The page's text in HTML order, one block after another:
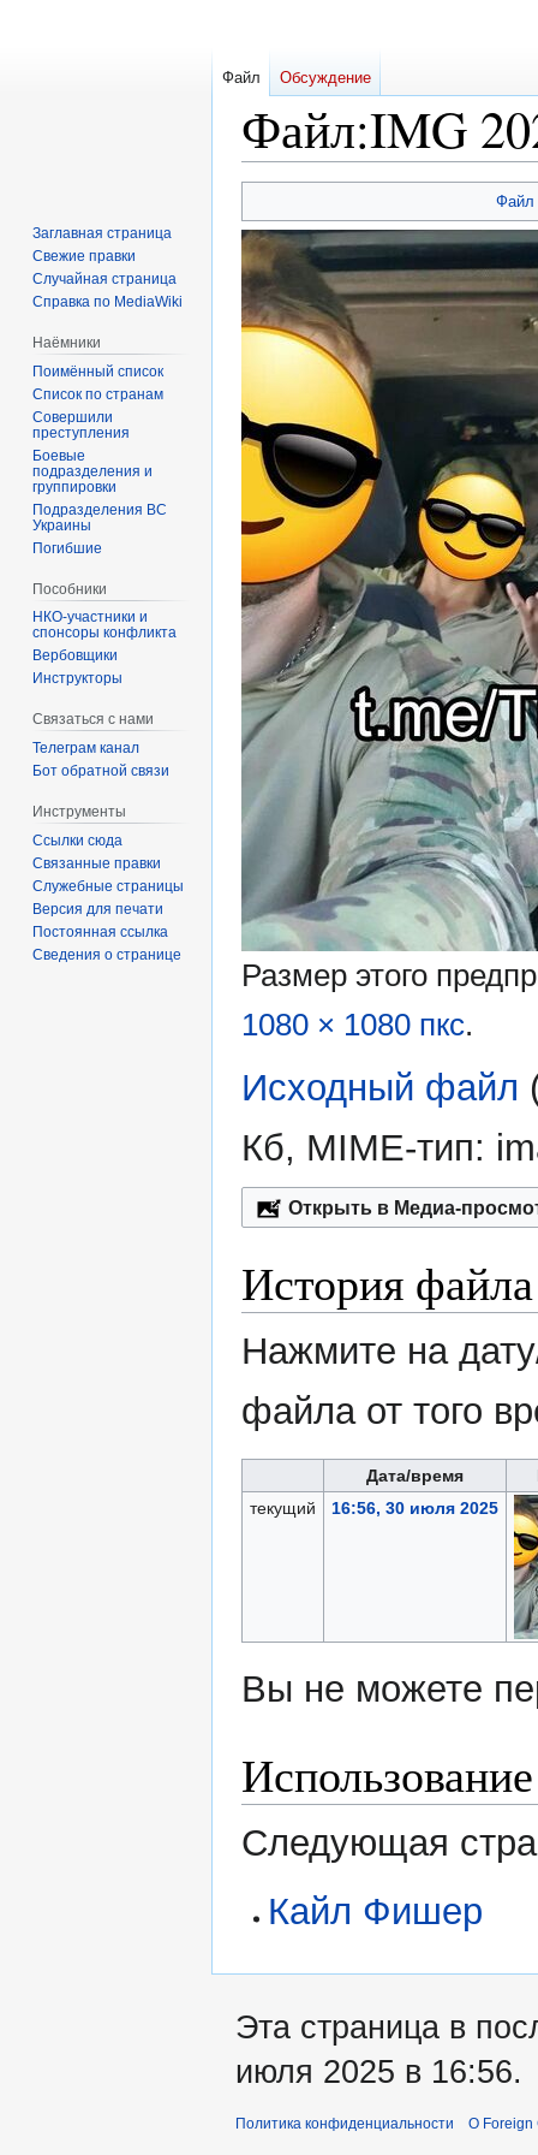
Файл:IMG
к
навигации
к
поиску
Файл
Размер этого
1080 × 1080 пкс.
Исходный файл
Кб, MIME-тип:
Открыть в Медиа-
История файла
Нажмите на
файла от того
Дата/время
текущий
16:56, 30 июля 2025
Вы не можете
Следующая
Кайл Фишер
Файл Обсуждение
Заглавная страница
Свежие правки
Случайная страница
Справка по MediaWiki
Наёмники
Поимённый список
Список по странам
Совершили
преступления
Боевые
подразделения и
группировки
Подразделения ВС
Украины
Погибшие
Пособники
спонсоры конфликта
‏‎Вербовщики
Инструкторы
Связаться с нами
Телеграм канал
Бот обратной связи
Инструменты
Ссылки сюда
Связанные правки
Служебные страницы
Версия для печати
Постоянная ссылка
Сведения о странице
Эта страница в
июля 2025 в 16:56.
Политика конфиденциальности О Foreign